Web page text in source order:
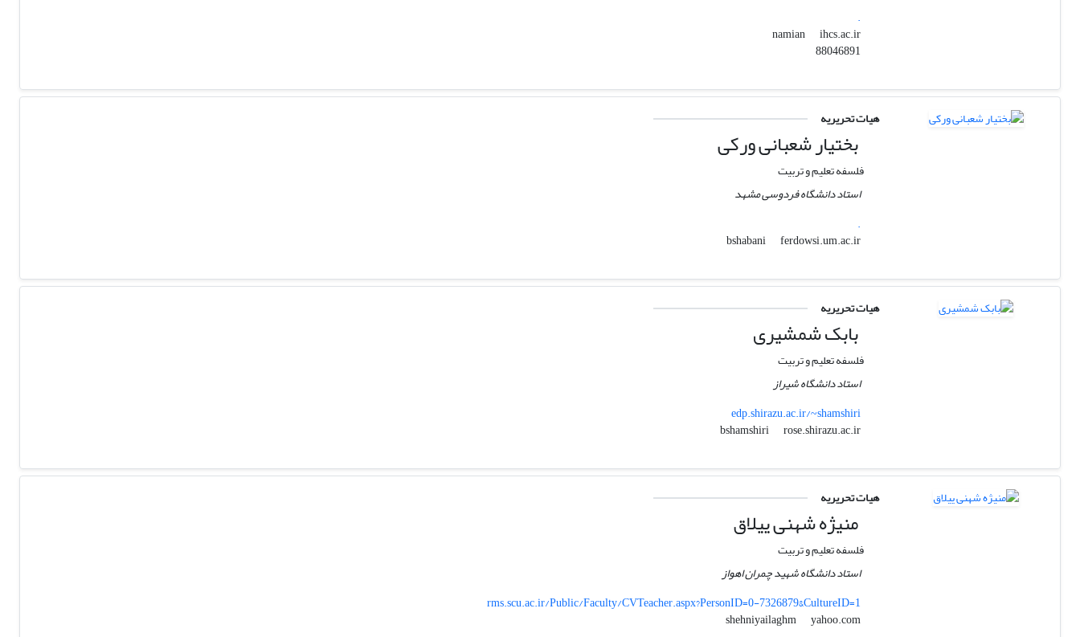
.
namian
ihcs.ac.ir
هیات تحریریه
بختیار شعبانی ورکی
فلسفه تعلیم و تربیت
استاد دانشگاه فردوسی مشهد
.
bshabani
ferdowsi.um.ac.ir
هیات تحریریه
بابک شمشیری
فلسفه تعلیم و تربیت
استاد دانشگاه شیراز
edp.shirazu.ac.ir/~shamshiri
bshamshiri
rose.shirazu.ac.ir
هیات تحریریه
منیژه شهنی ییلاق
فلسفه تعلیم و تربیت
استاد دانشگاه شهید چمران اهواز
rms.scu.ac.ir/Public/Faculty/CVTeacher.aspx?PersonID=0-7326879&CultureID=1
shehniyailaghm
yahoo.com